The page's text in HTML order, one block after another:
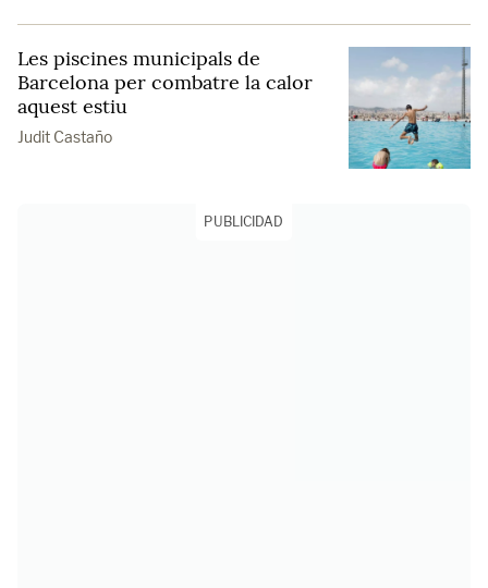
Les piscines municipals de
Barcelona per combatre la calor
aquest estiu
Judit Castaño
PUBLICIDAD